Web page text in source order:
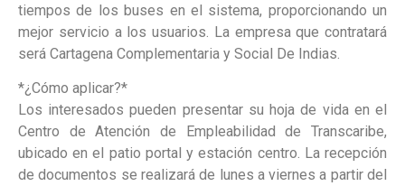
tiempos de los buses en el sistema, proporcionando un
mejor servicio a los usuarios. La empresa que contratará
será Cartagena Complementaria y Social De Indias.
*¿Cómo aplicar?*
Los interesados pueden presentar su hoja de vida en el
Centro de Atención de Empleabilidad de Transcaribe,
ubicado en el patio portal y estación centro. La recepción
de documentos se realizará de lunes a viernes a partir del